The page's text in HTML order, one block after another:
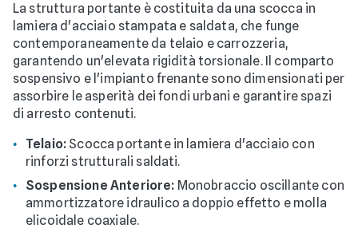
La struttura portante è costituita da una scocca in
lamiera d'acciaio stampata e saldata, che funge
contemporaneamente da telaio e carrozzeria,
garantendo un'elevata rigidità torsionale. Il comparto
sospensivo e l'impianto frenante sono dimensionati per
assorbire le asperità dei fondi urbani e garantire spazi
di arresto contenuti.
Telaio: Scocca portante in lamiera d'acciaio con
rinforzi strutturali saldati.
Sospensione Anteriore: Monobraccio oscillante con
ammortizzatore idraulico a doppio effetto e molla
elicoidale coaxiale.